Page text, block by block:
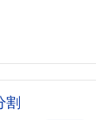
割